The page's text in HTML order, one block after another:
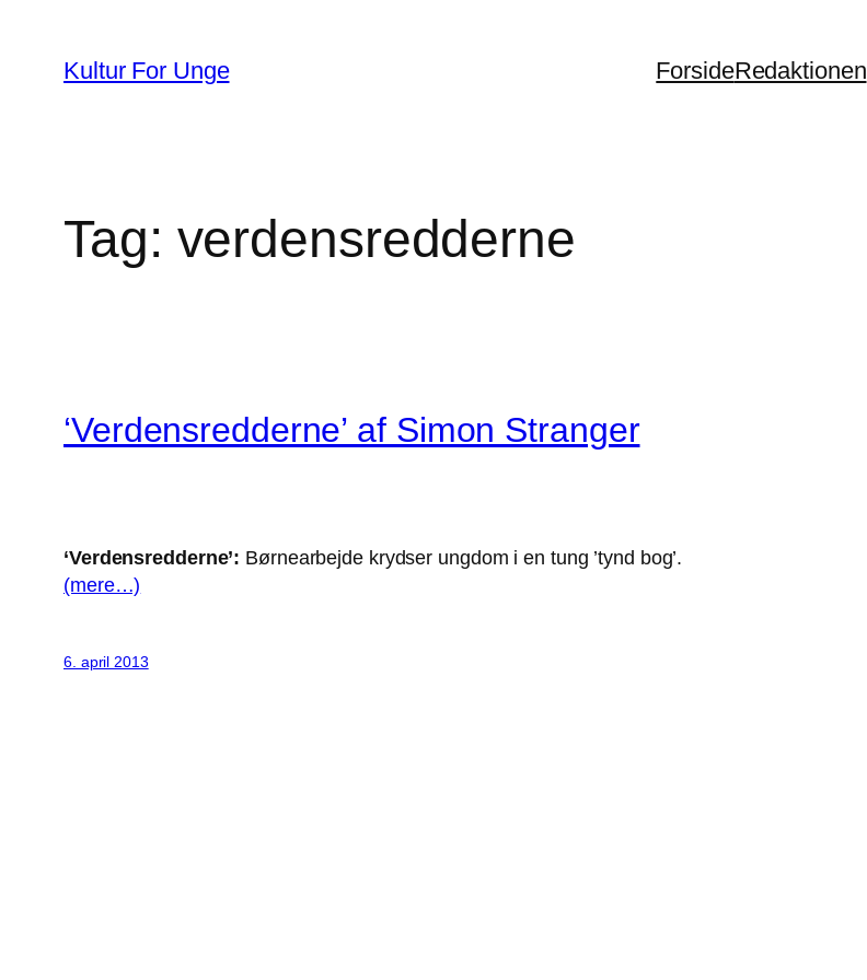
indhold
Kultur For Unge ForsideRedaktionen
Tag: verdensredderne
‘Verdensredderne’ af Simon Stranger
‘Verdensredderne’: Børnearbejde krydser ungdom i en tung ’tynd bog’.
(mere…)
6. april 2013